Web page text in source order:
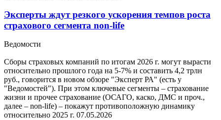
Эксперты ждут резкого ускорения темпов роста
страхового сегмента non-life
Ведомости
Сборы страховых компаний по итогам 2026 г. могут вырасти
относительно прошлого года на 5-7% и составить 4,2 трлн
руб., говорится в новом обзоре "Эксперт РА" (есть у
"Ведомостей"). При этом ключевые сегменты – страхование
жизни и прочее страхование (ОСАГО, каско, ДМС и проч.,
далее – non-life) – покажут противоположную динамику
относительно 2025 г. 07.05.2026